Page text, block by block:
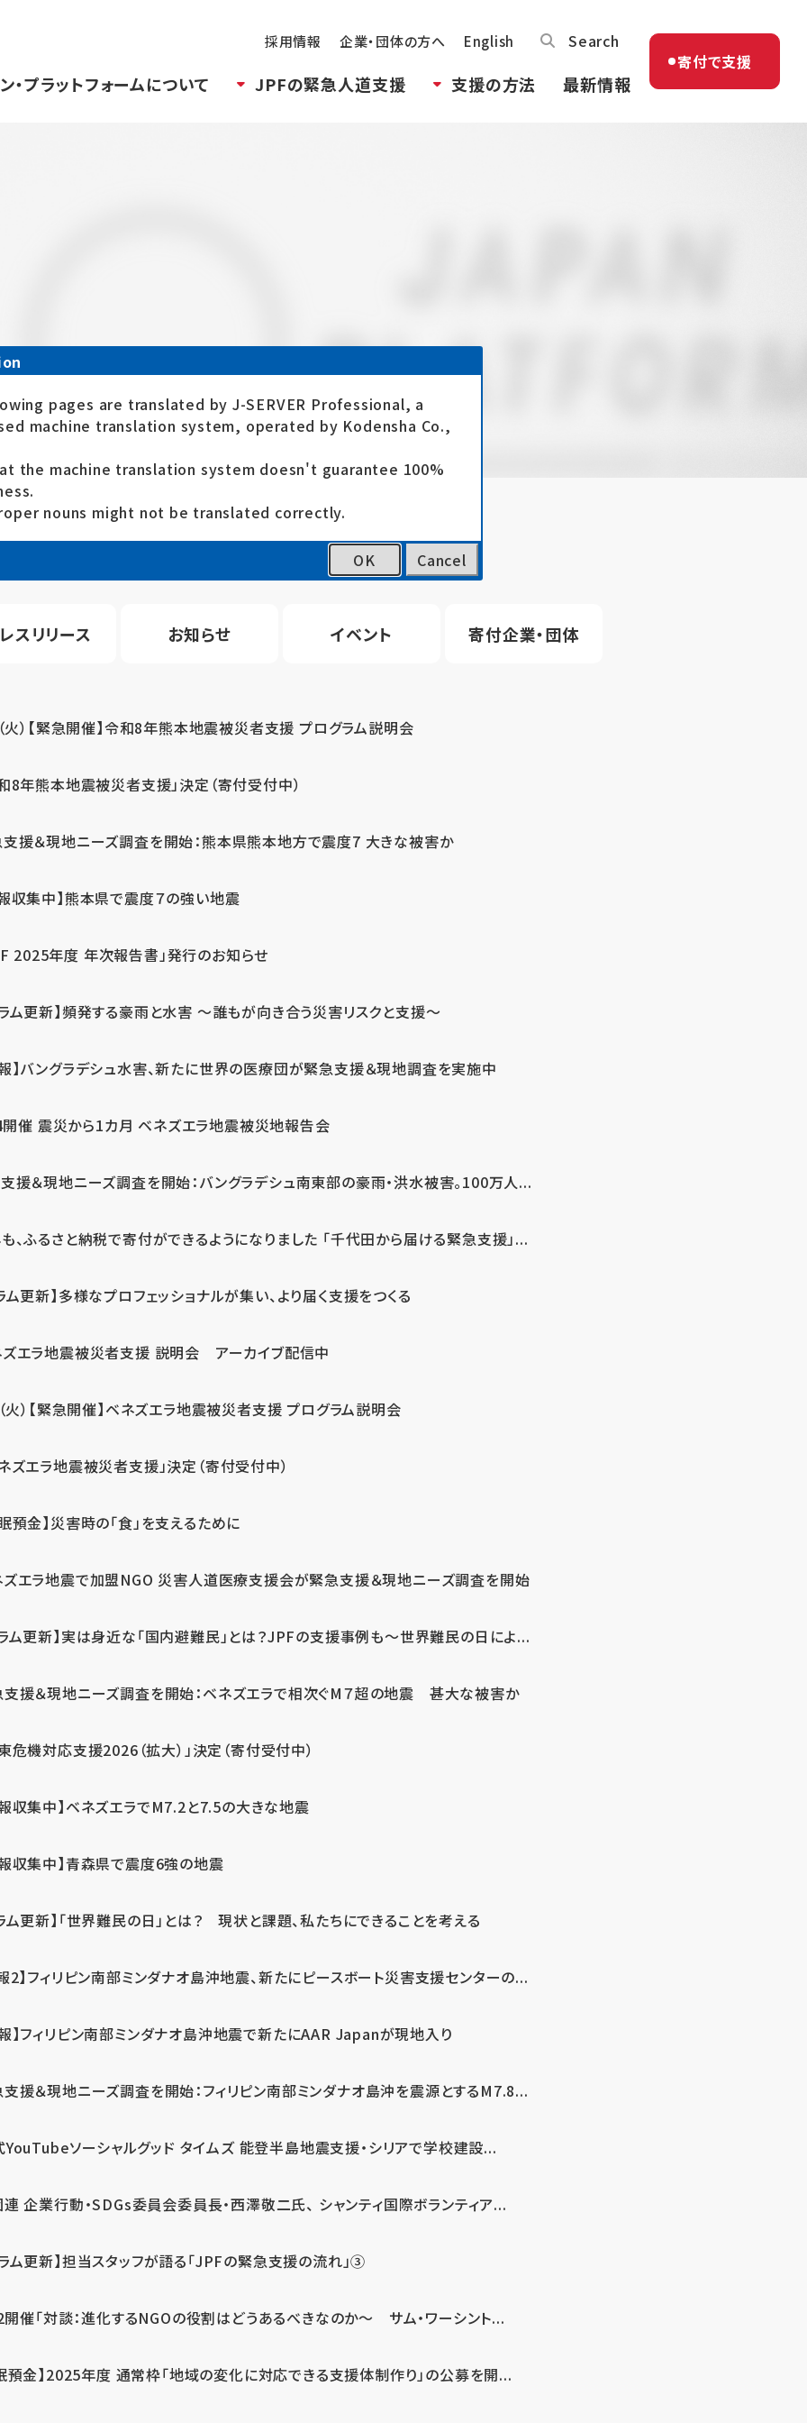
採用情報 企業・団体の方へ English Search
・プラットフォームについて JPFの緊急人道支援 支援の方法 最新情報
寄付で支援
スリリース お知らせ イベント 寄付企業・団体
火）【緊急開催】令和8年熊本地震被災者支援 プログラム説明会
8年熊本地震被災者支援」決定（寄付受付中）
援＆現地ニーズ調査を開始：熊本県熊本地方で震度7 大きな被害か
収集中】熊本県で震度７の強い地震
2025年度 年次報告書」発行のお知らせ
ム更新】頻発する豪雨と水害 ～誰もが向き合う災害リスクと支援～
】バングラデシュ水害、新たに世界の医療団が緊急支援＆現地調査を実施中
催 震災から1カ月 ベネズエラ地震被災地報告会
援＆現地ニーズ調査を開始：バングラデシュ南東部の豪雨・洪水被害。100万人...
、ふるさと納税で寄付ができるようになりました 「千代田から届ける緊急支援」...
ム更新】多様なプロフェッショナルが集い、より届く支援をつくる
エラ地震被災者支援 説明会 アーカイブ配信中
火）【緊急開催】ベネズエラ地震被災者支援 プログラム説明会
ズエラ地震被災者支援」決定（寄付受付中）
預金】災害時の「食」を支えるために
エラ地震で加盟NGO 災害人道医療支援会が緊急支援＆現地ニーズ調査を開始
ム更新】実は身近な「国内避難民」とは？JPFの支援事例も～世界難民の日によ...
援＆現地ニーズ調査を開始：ベネズエラで相次ぐM７超の地震 甚大な被害か
危機対応支援2026（拡大）」決定（寄付受付中）
収集中】ベネズエラでM7.2と7.5の大きな地震
収集中】青森県で震度6強の地震
ム更新】「世界難民の日」とは？ 現状と課題、私たちにできることを考える
2】フィリピン南部ミンダナオ島沖地震、新たにピースボート災害支援センターの...
】フィリピン南部ミンダナオ島沖地震で新たにAAR Japanが現地入り
援＆現地ニーズ調査を開始：フィリピン南部ミンダナオ島沖を震源とするM7.8...
YouTubeソーシャルグッド タイムズ 能登半島地震支援・シリアで学校建設...
企業行動・SDGs委員会委員長・西澤敬二氏、 シャンティ国際ボランティア...
ム更新】担当スタッフが語る「JPFの緊急支援の流れ」③
催「対談：進化するNGOの役割はどうあるべきなのか～ サム・ワーシント...
預金】2025年度 通常枠「地域の変化に対応できる支援体制作り」の公募を開...
pages are translated by J-SERVER Professional, a
machine translation system, operated by Kodensha Co.,
the machine translation system doesn't guarantee 100%
nouns might not be translated correctly.
OK Cancel